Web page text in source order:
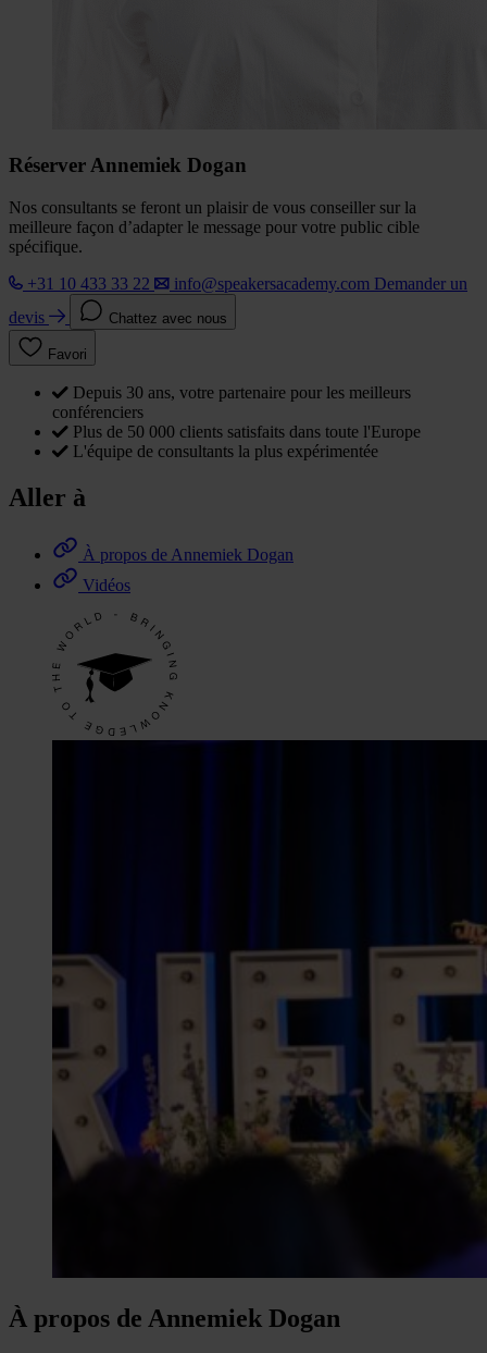
Réserver Annemiek Dogan
Nos consultants se feront un plaisir de vous conseiller sur la
meilleure façon d’adapter le message pour votre public cible
spécifique.
+31 10 433 33 22
info@speakersacademy.com Demander un
devis
Chattez avec nous
Favori
Depuis 30 ans, votre partenaire pour les meilleurs
conférenciers
Plus de 50 000 clients satisfaits dans toute l'Europe
L'équipe de consultants la plus expérimentée
Aller à
À propos de Annemiek Dogan
Vidéos
À propos de Annemiek Dogan